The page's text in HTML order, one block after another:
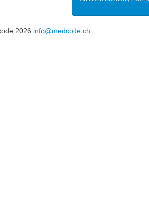
2026 info@medcode.ch